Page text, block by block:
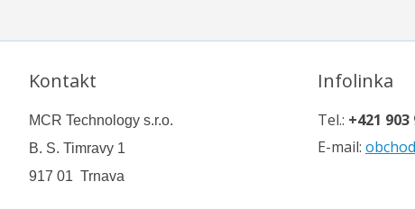
Kontakt
MCR Technology s.r.o.
B. S. Timravy 1
917 01 Trnava
Infolinka
Tel.: +421 903
E-mail: